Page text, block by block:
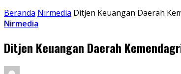
Beranda Nirmedia Ditjen Keuangan Daerah
Nirmedia
Ditjen Keuangan Daerah